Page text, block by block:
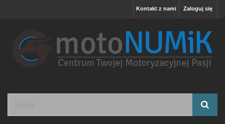
Zaloguj się
Kontakt z nami